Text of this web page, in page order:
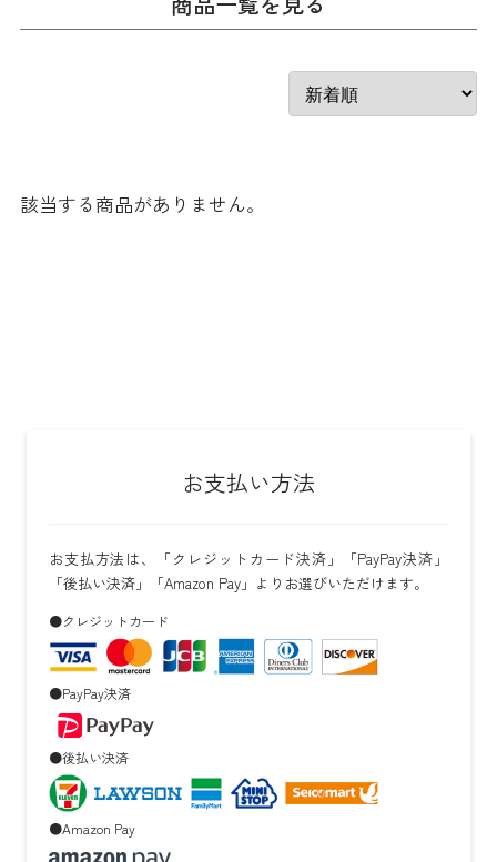
該当する商品がありません。
お支払い方法
お支払方法は、「クレジットカード決済」「PayPay決済」
「後払い決済」「Amazon Pay」よりお選びいただけます。
●クレジットカード
●PayPay決済
●後払い決済
●Amazon Pay